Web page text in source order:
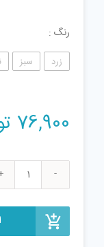
رنگ
زرد سبز
76,900
تفنگ